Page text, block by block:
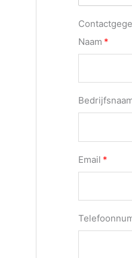
Naam
Email